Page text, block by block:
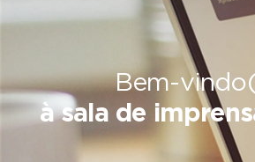
Bem-
à sala de